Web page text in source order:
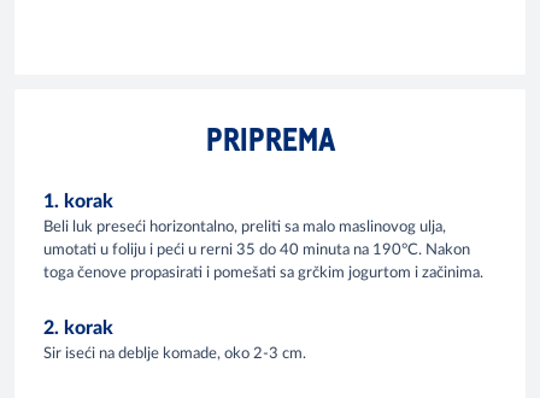
PRIPREMA
1. korak
Beli luk preseći horizontalno, preliti sa malo maslinovog ulja,
umotati u foliju i peći u rerni 35 do 40 minuta na 190°C. Nakon
toga čenove propasirati i pomešati sa grčkim jogurtom i začinima.
2. korak
Sir iseći na deblje komade, oko 2-3 cm.